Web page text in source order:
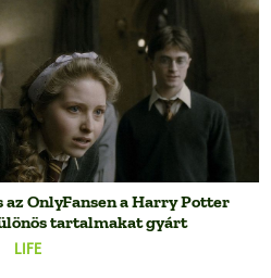
LIFE
OnlyFansen a Harry Potter
tartalmakat gyárt